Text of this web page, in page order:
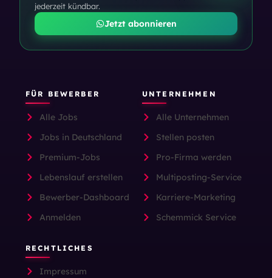
jederzeit kündbar.
Jetzt abonnieren
FÜR BEWERBER
Alle Jobs
Jobs in Deutschland
Premium-Jobs
Lebenslauf erstellen
Bewerber-Dashboard
Anmelden
UNTERNEHMEN
Alle Unternehmen
Stellen posten
Pro-Firma werden
Multiposting-Service
Karriere-Marketing
Schemmick Service
RECHTLICHES
Impressum